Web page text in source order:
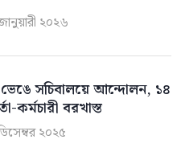
২০২৬
সচিবালয়ে আন্দোলন, ১৪
কর্মচারী বরখাস্ত
২০২৫